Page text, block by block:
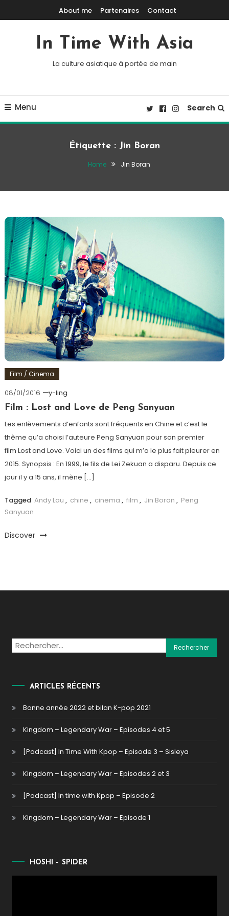
Skip To ContentAbout me Partenaires Contact
In Time With Asia
La culture asiatique à portée de main
Menu Search
Étiquette : Jin Boran
Home Jin Boran
Film / Cinema
08/01/2016
y-ling
Film : Lost and Love de Peng Sanyuan
Les enlèvements d’enfants sont fréquents en Chine et c’est le
thème qu’a choisi l’auteure Peng Sanyuan pour son premier
film Lost and Love. Voici un des films qui m’a le plus fait pleurer en
2015. Synopsis : En 1999, le fils de Lei Zekuan a disparu. Depuis ce
jour il y a 15 ans, il mène […]
Tagged Andy Lau , chine , cinema , film , Jin Boran , Peng
Sanyuan
Discover
Rechercher :
ARTICLES RÉCENTS
Bonne année 2022 et bilan K-pop 2021
Kingdom – Legendary War – Episodes 4 et 5
[Podcast] In Time With Kpop – Episode 3 – Sisleya
Kingdom – Legendary War – Episodes 2 et 3
[Podcast] In time with Kpop – Episode 2
Kingdom – Legendary War – Episode 1
HOSHI – SPIDER